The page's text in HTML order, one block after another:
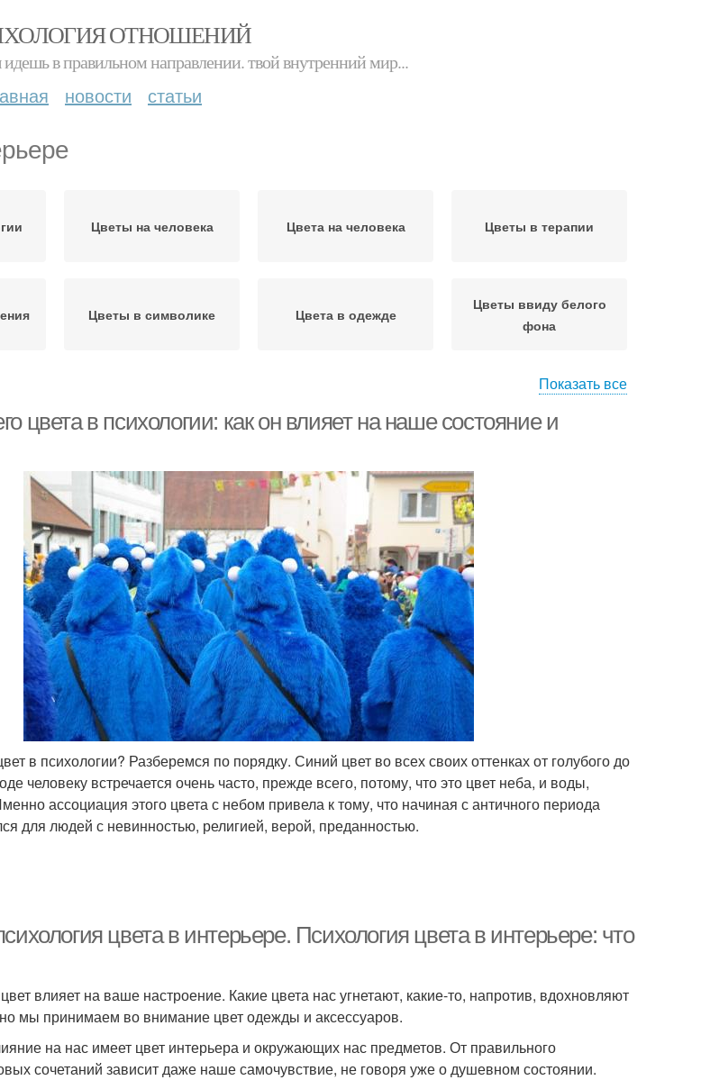
ОТНОШЕНИЙ
идешь в правильном направлении. твой внутренний мир...
новости статьи
Цветы на человека Цвета на человека Цветы в терапии
Цветы в символике Цвета в одежде
Цветы ввиду белого
фона
Показать все
цвета в психологии: как он влияет на наше состояние и
в психологии? Разберемся по порядку. Синий цвет во всех своих оттенках от голубого до
человеку встречается очень часто, прежде всего, потому, что это цвет неба, и воды,
ассоциация этого цвета с небом привела к тому, что начиная с античного периода
для людей с невинностью, религией, верой, преданностью.
цвета в интерьере. Психология цвета в интерьере: что
влияет на ваше настроение. Какие цвета нас угнетают, какие-то, напротив, вдохновляют
мы принимаем во внимание цвет одежды и аксессуаров.
на нас имеет цвет интерьера и окружающих нас предметов. От правильного
сочетаний зависит даже наше самочувствие, не говоря уже о душевном состоянии.